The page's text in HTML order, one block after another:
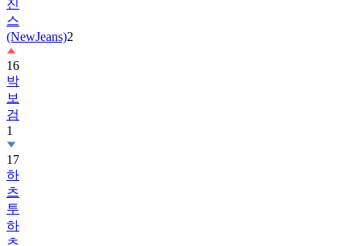
(NewJeans)
16
박
보
검
1
17
하
츠
투
하
츠
1